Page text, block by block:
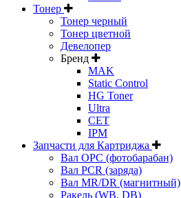
Тонер
Тонер черный
Тонер цветной
Девелопер
Бренд
MAK
Static Control
HG Toner
Ultra
CET
IPM
Запчасти для Картриджа
Вал OPC (фотобарабан)
Вал PCR (заряда)
Вал MR/DR (магнитный)
Ракель (WB, DB)